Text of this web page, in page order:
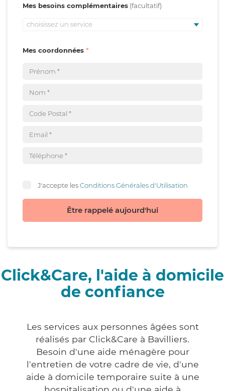
Mes besoins complémentaires
choisissez un service
Mes coordonnées
J'accepte lesConditions Générales d'Utilisation
Être rappelé aujourd'hui
Click&Care, l'aide à domicile
de confiance
Les services aux personnes âgées sont
réalisés par Click&Care à Bavilliers.
Besoin d'une aide ménagère pour
l'entretien de votre cadre de vie, d'une
aide à domicile temporaire suite à une